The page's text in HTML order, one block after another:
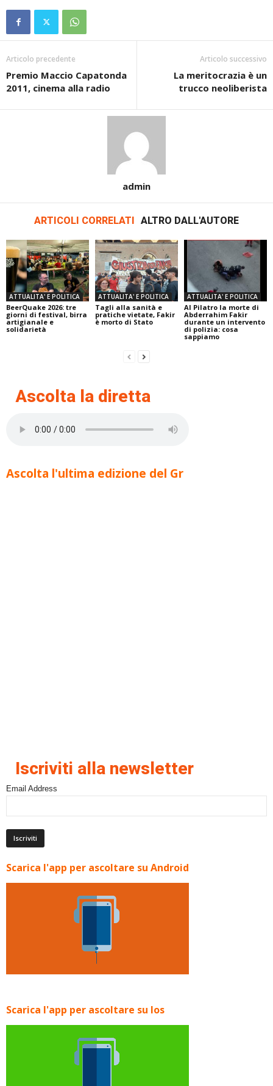
Articolo precedente
Premio Maccio Capatonda
2011, cinema alla radio
Articolo successivo
La meritocrazia è un
trucco neoliberista
admin
ARTICOLI CORRELATI ALTRO DALL'AUTORE
ATTUALITA' E POLITICA
BeerQuake 2026: tre
giorni di festival, birra
artigianale e
solidarietà
ATTUALITA' E POLITICA
Tagli alla sanità e
pratiche vietate, Fakir
è morto di Stato
ATTUALITA' E POLITICA
Al Pilatro la morte di
Abderrahim Fakir
durante un intervento
di polizia: cosa
sappiamo
Ascolta la diretta
Ascolta l'ultima edizione del Gr
Iscriviti alla newsletter
Email Address
Scarica l'app per ascoltare su Android
Scarica l'app per ascoltare su Ios